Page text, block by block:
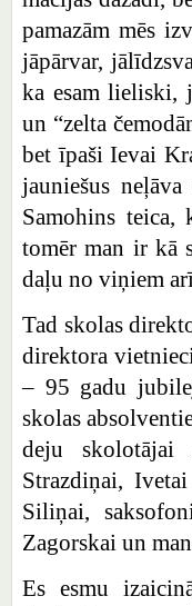
pamazām mēs
jāpārvar,
ka esam lieliski,
un “zelta
bet īpaši Ievai
jauniešus
Samohins teica,
tomēr man ir kā
daļu no viņiem
Tad skolas
direktora
– 95 gadu
skolas
deju skolotājai
Strazdiņai,
Siliņai,
Zagorskai un
Es esmu